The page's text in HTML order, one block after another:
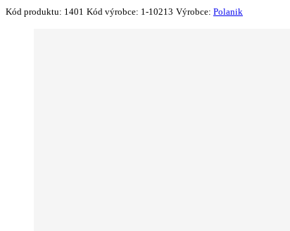
Kód produktu: 1401 Kód výrobce: 1-10213 Výrobce: Polanik